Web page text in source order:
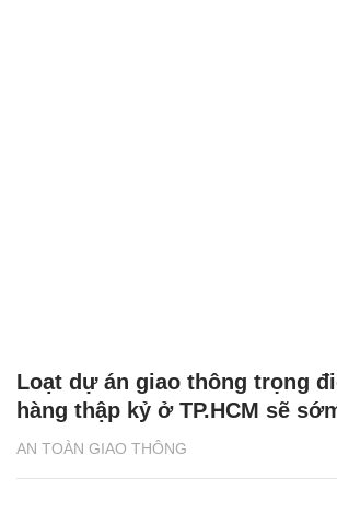
AN TOÀN GIAO THÔNG
Loạt dự án giao thông trọng
hàng thập kỷ ở TP.HCM sẽ